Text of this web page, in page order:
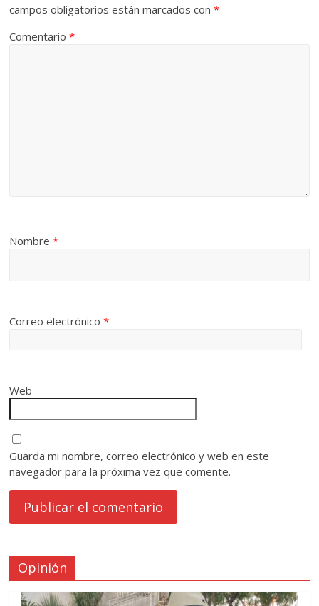
campos obligatorios están marcados con*
Comentario*
Nombre*
Correo electrónico*
Web
Guarda mi nombre, correo electrónico y web en este
navegador para la próxima vez que comente.
Opinión